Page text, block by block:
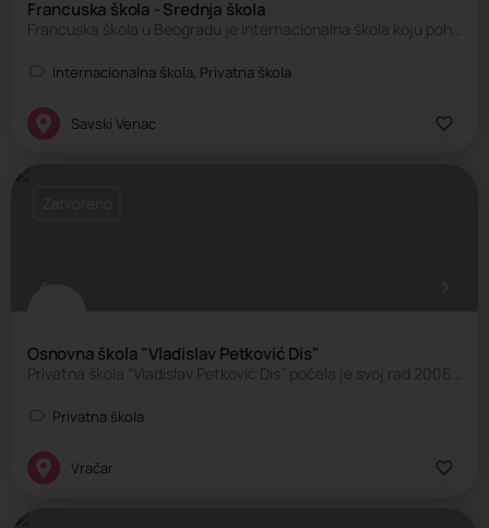
Francuska škola - Srednja škola
Francuska škola u Beogradu je internacionalna škola koju pohađaju deca brojnih nacionalnosti. Škola sprovodi…
Internacionalna škola, Privatna škola
Savski Venac
Osnovna škola "Vladislav Petković Dis"
Privatna škola “Vladislav Petković Dis” počela je svoj rad 2006. godine i od tada, kao moderna škola sa…
Privatna škola
Vračar